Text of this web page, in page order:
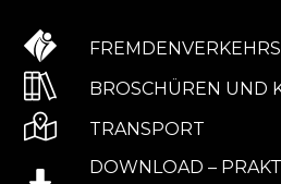
BROSCHÜREN UND
TRANSPORT
DOWNLOAD –